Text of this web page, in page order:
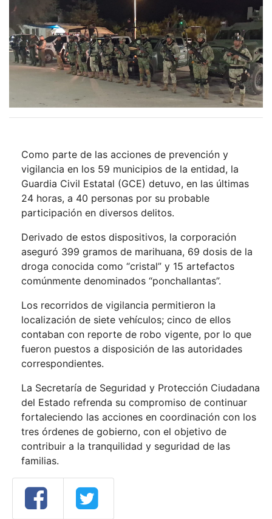
Como parte de las acciones de prevención y
vigilancia en los 59 municipios de la entidad, la
Guardia Civil Estatal (GCE) detuvo, en las últimas
24 horas, a 40 personas por su probable
participación en diversos delitos.
Derivado de estos dispositivos, la corporación
aseguró 399 gramos de marihuana, 69 dosis de la
droga conocida como “cristal” y 15 artefactos
comúnmente denominados “ponchallantas”.
Los recorridos de vigilancia permitieron la
localización de siete vehículos; cinco de ellos
contaban con reporte de robo vigente, por lo que
fueron puestos a disposición de las autoridades
correspondientes.
La Secretaría de Seguridad y Protección Ciudadana
del Estado refrenda su compromiso de continuar
fortaleciendo las acciones en coordinación con los
tres órdenes de gobierno, con el objetivo de
contribuir a la tranquilidad y seguridad de las
familias.